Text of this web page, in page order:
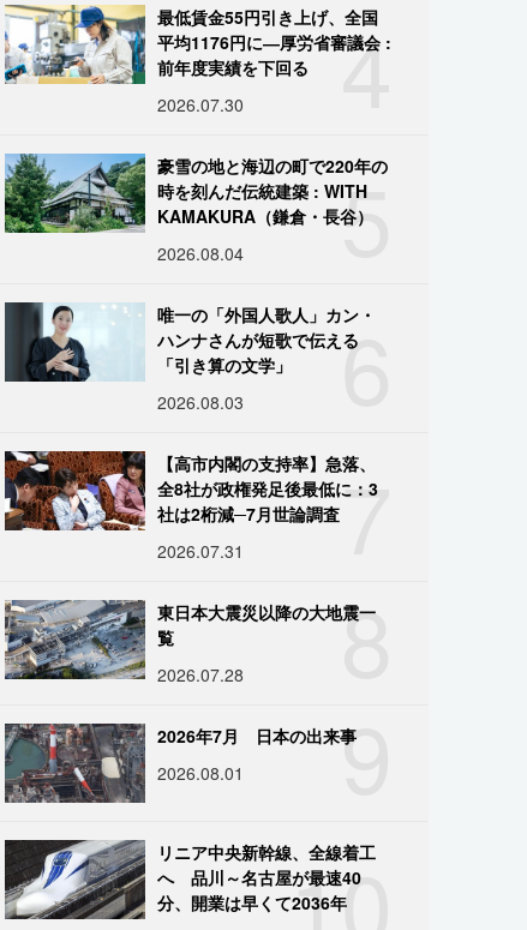
4
最低賃金55円引き上げ、全国
平均1176円に―厚労省審議会 :
前年度実績を下回る
2026.07.30
5
豪雪の地と海辺の町で220年の
時を刻んだ伝統建築 : WITH
KAMAKURA（鎌倉・長谷）
2026.08.04
6
唯一の「外国人歌人」カン・
ハンナさんが短歌で伝える
「引き算の文学」
2026.08.03
7
【高市内閣の支持率】急落、
全8社が政権発足後最低に：3
社は2桁減─7月世論調査
2026.07.31
8
東日本大震災以降の大地震一
覧
2026.07.28
9
2026年7月 日本の出来事
2026.08.01
10
リニア中央新幹線、全線着工
へ 品川～名古屋が最速40
分、開業は早くて2036年